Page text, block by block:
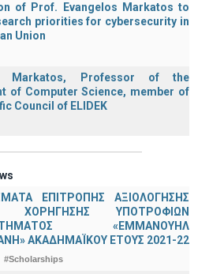
of Prof. Evangelos Markatos to
priorities for cybersecurity in
Union
Markatos, Professor of the
of Computer Science, member of
Council of ELIDEK
ΕΠΙΤΡΟΠΗΣ ΑΞΙΟΛΟΓΗΣΗΣ
ΧΟΡΗΓΗΣΗΣ ΥΠΟΤΡΟΦΙΩΝ
«ΕΜΜΑΝΟΥΗΛ
ΑΚΑΔΗΜΑΪΚΟΥ ΕΤΟΥΣ 2021-22
#Scholarships